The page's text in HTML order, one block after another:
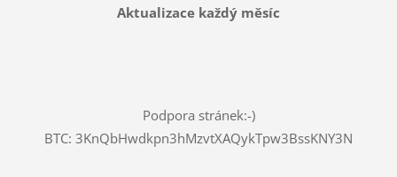
Aktualizace každý měsíc
Podpora stránek:-)
BTC: 3KnQbHwdkpn3hMzvtXAQykTpw3BssKNY3N